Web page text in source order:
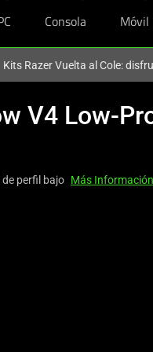
Consola Móvil
Kits Razer Vuelta al Cole:
V4 Low-
perfil bajo Más Información